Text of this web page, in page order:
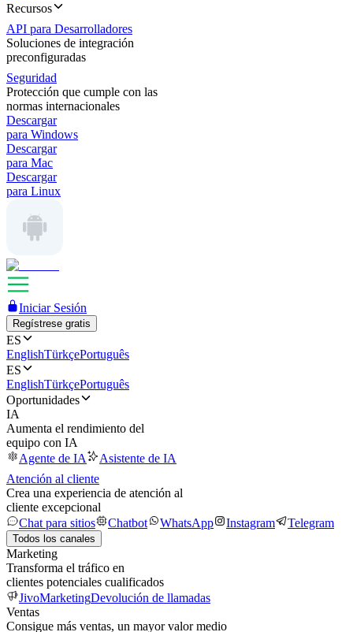
Recursos
API para Desarrolladores
Soluciones de integración
preconfiguradas
Seguridad
Protección que cumple con las
normas internacionales
Descargar
para Windows
Descargar
para Mac
Descargar
para Linux
Iniciar Sesión
Regístrese gratis
ES
EnglishTürkçePortuguês
ES
EnglishTürkçePortuguês
Oportunidades
IA
Aumenta el rendimiento del
equipo con IA
Agente de IA
Asistente de IA
Atención al cliente
Crea una experiencia de atención al
cliente excepcional
Chat para sitios
Chatbot WhatsApp Instagram Telegram
Todos los canales
Marketing
Transforma el tráfico en
clientes potenciales cualificados
JivoMarketingDevolución de llamadas
Ventas
Consigue más ventas, un mayor valor medio